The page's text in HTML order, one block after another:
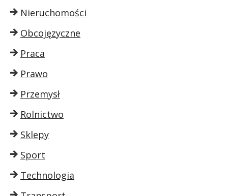
Nieruchomości
Obcojęzyczne
Praca
Prawo
Przemysł
Rolnictwo
Sklepy
Sport
Technologia